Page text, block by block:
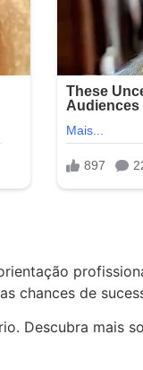
chances de
Descubra mais